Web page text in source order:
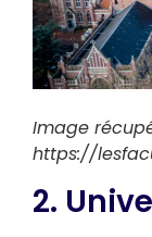
Image
https://
2.